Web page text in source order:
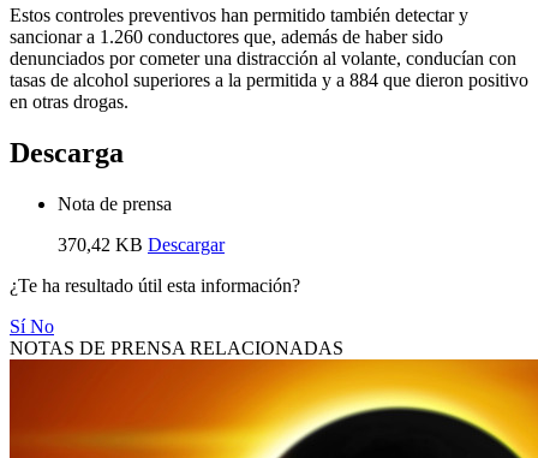
Estos controles preventivos han permitido también detectar y
sancionar a 1.260 conductores que, además de haber sido
denunciados por cometer una distracción al volante, conducían con
tasas de alcohol superiores a la permitida y a 884 que dieron positivo
en otras drogas.
Descarga
Nota de prensa
370,42 KB Descargar
¿Te ha resultado útil esta información?
SíNo
NOTAS DE PRENSA RELACIONADAS